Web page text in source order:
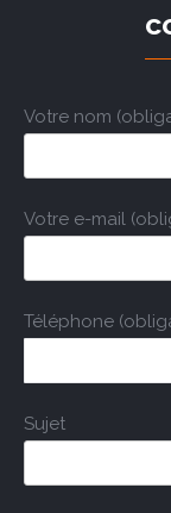
Votre nom
Votre e-mail
Téléphone
Sujet